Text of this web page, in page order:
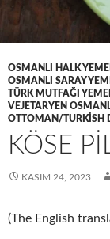
OSMANLI HALK
OSMANLI SARAY
TÜRK MUTFAĞI
VEJETARYEN
OTTOMAN/TURKISH
KÖSE
KASIM 24, 2023
(The English